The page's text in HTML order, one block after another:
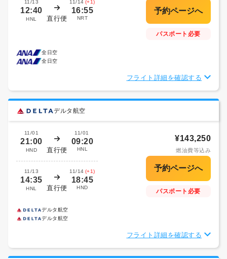
11/13
12:40
HNL 直行便
11/14 (+1)
16:55
NRT
パスポート必要
全日空
全日空
フライト詳細を確認する
デルタ航空
11/01
21:00
HND 直行便
11/01
09:20
HNL
11/13
14:35
HNL 直行便
11/14 (+1)
18:45
HND
¥143,250
燃油費等込み
パスポート必要
デルタ航空
デルタ航空
フライト詳細を確認する